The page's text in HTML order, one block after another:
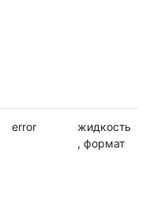
error
жидкость
, формат